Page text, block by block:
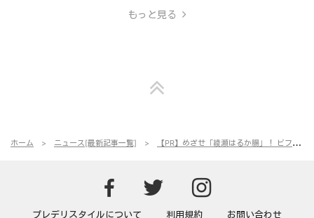
もっと見る
ホーム ニュース[最新記事一覧] 【PR】めざせ「綾瀬はるか腸」！ ビフィズス菌BifiXが腸にしっかり届くワケとは？
Predeli style[プレデリ
Predeli style[
Predeli
プレデリスタイルについて 利用規約 お問い合わせ